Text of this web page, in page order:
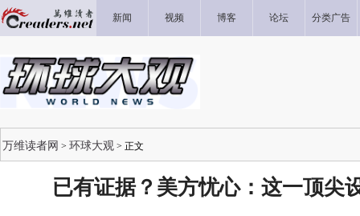
新闻 视频 博客 论坛 分类广告
万维读者网 > 环球大观 > 正文
已有证据？美方忧心：这一顶尖